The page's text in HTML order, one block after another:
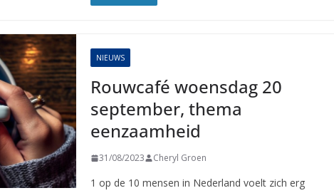
NIEUWS
Rouwcafé woensdag 20
september, thema
eenzaamheid
31/08/2023 Cheryl Groen
1 op de 10 mensen in Nederland voelt zich erg